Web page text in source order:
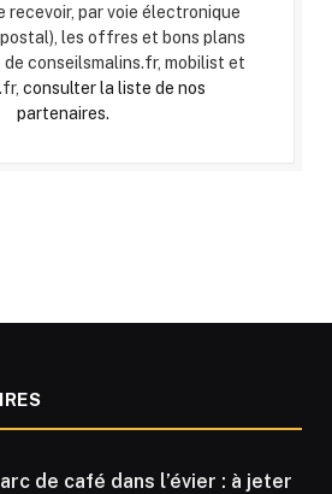
recevoir, par voie électronique
les offres et bons plans
de conseilsmalins.fr, mobilist et
consulter la liste de nos
partenaires.
de café dans l’évier : à jeter